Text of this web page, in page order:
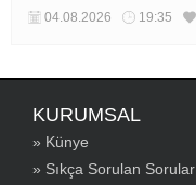
04.08.2026 19:35
KURUMSAL
» Künye
» Sıkça Sorulan Sorular